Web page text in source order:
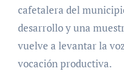
cafetalera del
desarrollo y una
vuelve a levantar la
vocación productiva.